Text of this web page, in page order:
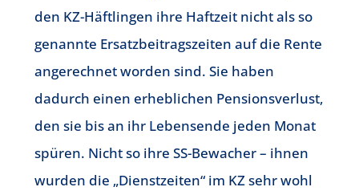
den KZ-Häftlingen ihre Haftzeit nicht als so
genannte Ersatzbeitragszeiten auf die Rente
angerechnet worden sind. Sie haben
dadurch einen erheblichen Pensionsverlust,
den sie bis an ihr Lebensende jeden Monat
spüren. Nicht so ihre SS-Bewacher – ihnen
wurden die „Dienstzeiten“ im KZ sehr wohl